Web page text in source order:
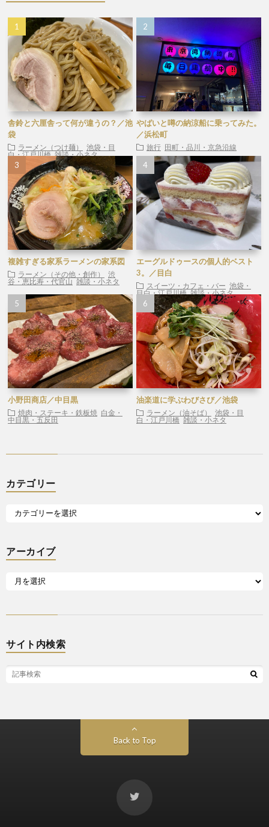
舎鈴と六厘舎って何が違うの？／池
袋
ラーメン（つけ麺）
池袋・目
白・江戸川橋 雑談・小ネタ
やばいと噂の納涼船に乗ってみた。
／浜松町
旅行 田町・品川・京急沿線
複雑すぎる家系ラーメンの家系図
ラーメン（その他・創作）
渋
谷・恵比寿・代官山 雑談・小ネタ
エーグルドゥースの個人的ベスト
3。／目白
スイーツ・カフェ・バー 池袋・
目白・江戸川橋 雑談・小ネタ
小野田商店／中目黒
焼肉・ステーキ・鉄板焼 白金・
中目黒・五反田
油楽道に学ぶわびさび／池袋
ラーメン（油そば）
池袋・目
白・江戸川橋 雑談・小ネタ
カテゴリー
アーカイブ
サイト内検索
Back to Top